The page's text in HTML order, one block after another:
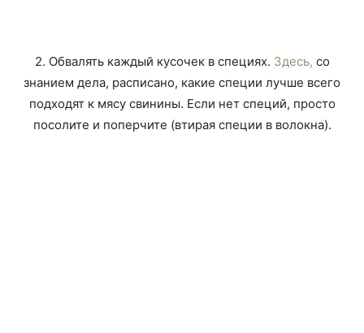
2. Обвалять каждый кусочек в специях. Здесь, со
знанием дела, расписано, какие специи лучше всего
подходят к мясу свинины. Если нет специй, просто
посолите и поперчите (втирая специи в волокна).